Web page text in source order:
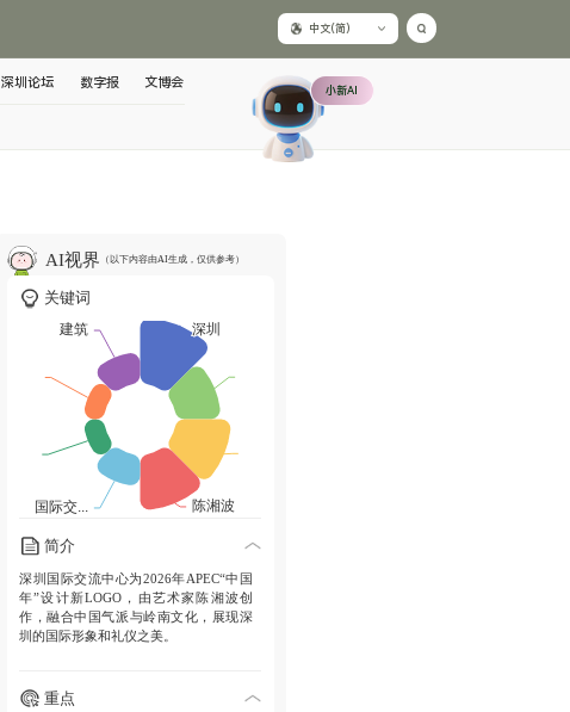
中文(简)
深圳论坛 数字报 文博会 小新AI
AI视界 （以下内容由AI生成，仅供参考）
关键词
简介
深圳国际交流中心为2026年APEC“中国
年”设计新LOGO，由艺术家陈湘波创
作，融合中国气派与岭南文化，展现深
圳的国际形象和礼仪之美。
重点